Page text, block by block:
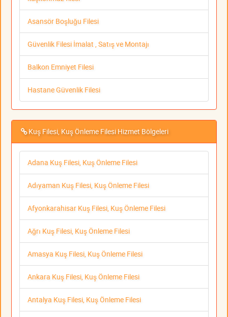
Asansör Boşluğu Filesi
Güvenlik Filesi İmalat , Satış ve Montajı
Balkon Emniyet Filesi
Hastane Güvenlik Filesi
Kuş Filesi, Kuş Önleme Filesi Hizmet Bölgeleri
Adana Kuş Filesi, Kuş Önleme Filesi
Adıyaman Kuş Filesi, Kuş Önleme Filesi
Afyonkarahisar Kuş Filesi, Kuş Önleme Filesi
Ağrı Kuş Filesi, Kuş Önleme Filesi
Amasya Kuş Filesi, Kuş Önleme Filesi
Ankara Kuş Filesi, Kuş Önleme Filesi
Antalya Kuş Filesi, Kuş Önleme Filesi